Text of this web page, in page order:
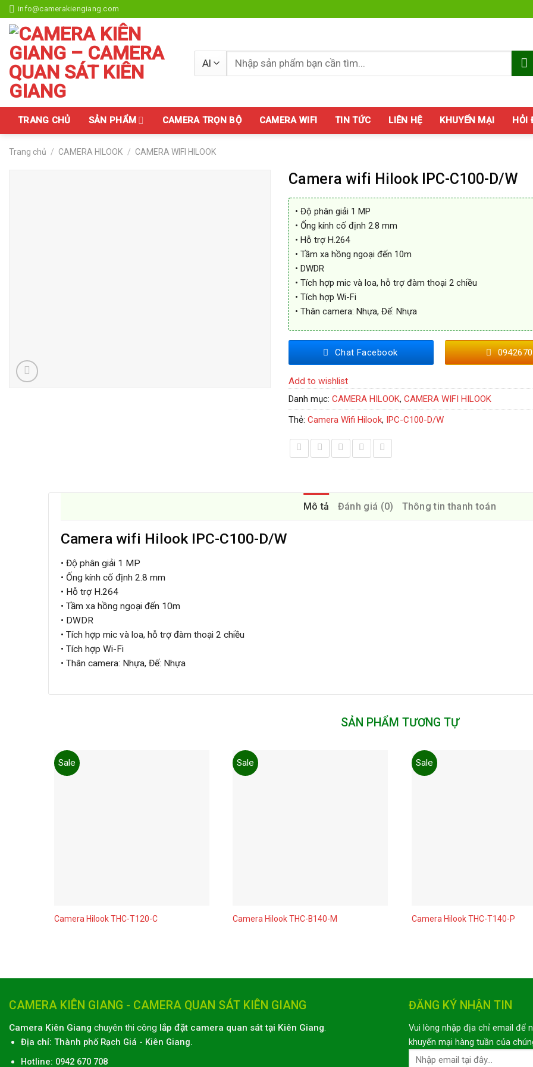
Skip
to
content
info@camerakiengiang.com
Tìm
TRANG CHỦ SẢN PHẨM CAMERA TRỌN BỘ CAMERA WIFI TIN TỨC LIÊN HỆ KHUYẾN MẠI HỎI
Trang chủ / CAMERA HILOOK / CAMERA WIFI HILOOK
Camera wifi Hilook IPC-C100-D/W
• Độ phân giải 1 MP
• Ống kính cố định 2.8 mm
• Hỗ trợ H.264
• Tầm xa hồng ngoại đến 10m
• DWDR
• Tích hợp mic và loa, hỗ trợ đàm thoại 2 chiều
• Tích hợp Wi-Fi
• Thân camera: Nhựa, Đế: Nhựa
Chat Facebook
Add to wishlist
Danh mục:CAMERA HILOOK,CAMERA WIFI HILOOK
Thẻ:Camera Wifi Hilook, IPC-C100-D/W
Mô tả Đánh giá (0) Thông tin thanh toán
Camera wifi Hilook IPC-C100-D/W
• Độ phân giải 1 MP
• Ống kính cố định 2.8 mm
• Hỗ trợ H.264
• Tầm xa hồng ngoại đến 10m
• DWDR
• Tích hợp mic và loa, hỗ trợ đàm thoại 2 chiều
• Tích hợp Wi-Fi
• Thân camera: Nhựa, Đế: Nhựa
SẢN PHẨM TƯƠNG TỰ
Sale
Camera Hilook THC-T120-C
Sale
Camera Hilook THC-B140-M
Sale
Camera Hilook THC-T140-P
CAMERA KIÊN GIANG - CAMERA QUAN SÁT KIÊN GIANG
Camera Kiên Giang chuyên thi công lắp đặt camera quan sát tại Kiên Giang
Địa chỉ: Thành phố Rạch Giá - Kiên Giang.
Hotline: 0942 670 708
ĐĂNG KÝ NHẬN TIN
Vui lòng nhập địa chỉ email để
khuyến mại hàng tuần của